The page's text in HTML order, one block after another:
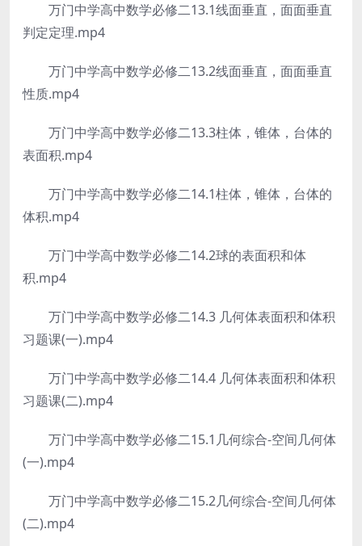
万门中学高中数学必修二13.1线面垂直，面面垂直
判定定理.mp4
万门中学高中数学必修二13.2线面垂直，面面垂直
性质.mp4
万门中学高中数学必修二13.3柱体，锥体，台体的
表面积.mp4
万门中学高中数学必修二14.1柱体，锥体，台体的
体积.mp4
万门中学高中数学必修二14.2球的表面积和体
积.mp4
万门中学高中数学必修二14.3 几何体表面积和体积
习题课(一).mp4
万门中学高中数学必修二14.4 几何体表面积和体积
习题课(二).mp4
万门中学高中数学必修二15.1几何综合-空间几何体
(一).mp4
万门中学高中数学必修二15.2几何综合-空间几何体
(二).mp4